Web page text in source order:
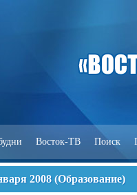
Восток-ТВ Поиск
2008 (Образование)